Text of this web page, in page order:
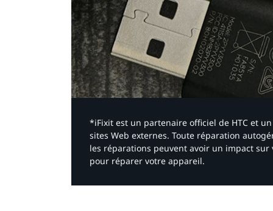
*iFixit est un partenaire officiel de HTC et
sites Web externes. Toute réparation
les réparations peuvent avoir un impact
pour réparer votre appareil.​